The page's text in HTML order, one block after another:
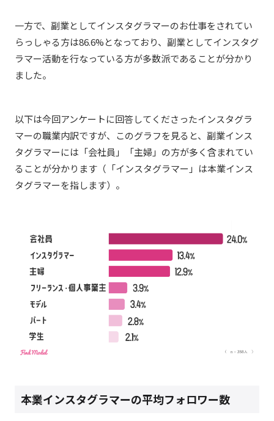
一方で、副業としてインスタグラマーのお仕事をされてい
らっしゃる方は86.6%となっており、副業としてインスタグ
ラマー活動を行なっている方が多数派であることが分かり
ました。
以下は今回アンケートに回答してくださったインスタグラ
マーの職業内訳ですが、このグラフを見ると、副業インス
タグラマーには「会社員」「主婦」の方が多く含まれてい
ることが分かります（「インスタグラマー」は本業インス
タグラマーを指します）。
本業インスタグラマーの平均フォロワー数